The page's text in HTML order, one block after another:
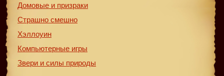
Домовые и призраки
Страшно смешно
Хэллоуин
Компьютерные игры
Звери и силы природы